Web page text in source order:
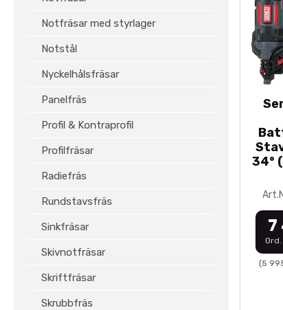
Notfräsar med styrlager
Notstål
Nyckelhålsfräsar
Panelfräs
Profil & Kontraprofil
Profilfräsar
Radiefräs
Rundstavsfräs
Sinkfräsar
Skivnotfräsar
Skriftfräsar
Skrubbfräs
34°
7
(5